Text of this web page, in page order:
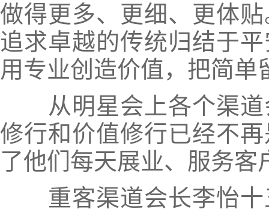
做得更多、更细、更体
追求卓越的传统归结于
用专业创造价值，把简
从明星会上各个渠道
修行和价值修行已经不
了他们每天展业、服务客
重客渠道会长李怡十